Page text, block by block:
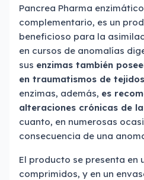
Pancrea Pharma
complementario, es un
beneficioso para la
en cursos de anomalías
sus enzimas también
en traumatismos de
enzimas, además, es
alteraciones crónicas de
cuanto, en numerosas
consecuencia de una
El producto se presenta en
comprimidos, y en un